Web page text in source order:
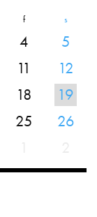
f s
4
5
11
12
18
19
25
26